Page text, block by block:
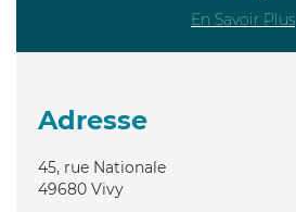
En Savoir Plus
Adresse
45, rue Nationale
49680 Vivy